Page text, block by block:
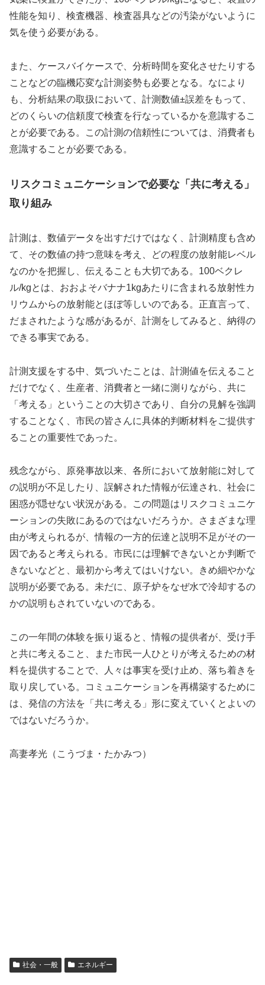
性能を知り、検査機器、検査器具などの汚染がないように
気を使う必要がある。
また、ケースバイケースで、分析時間を変化させたりする
ことなどの臨機応変な計測姿勢も必要となる。なにより
も、分析結果の取扱において、計測数値±誤差をもって、
どのくらいの信頼度で検査を行なっているかを意識するこ
とが必要である。この計測の信頼性については、消費者も
意識することが必要である。
リスクコミュニケーションで必要な「共に考える」
取り組み
計測は、数値データを出すだけではなく、計測精度も含め
て、その数値の持つ意味を考え、どの程度の放射能レベル
なのかを把握し、伝えることも大切である。100ベクレ
ル/kgとは、おおよそバナナ1kgあたりに含まれる放射性カ
リウムからの放射能とほぼ等しいのである。正直言って、
だまされたような感があるが、計測をしてみると、納得の
できる事実である。
計測支援をする中、気づいたことは、計測値を伝えること
だけでなく、生産者、消費者と一緒に測りながら、共に
「考える」ということの大切さであり、自分の見解を強調
することなく、市民の皆さんに具体的判断材料をご提供す
ることの重要性であった。
残念ながら、原発事故以来、各所において放射能に対して
の説明が不足したり、誤解された情報が伝達され、社会に
困惑が隠せない状況がある。この問題はリスクコミュニケ
ーションの失敗にあるのではないだろうか。さまざまな理
由が考えられるが、情報の一方的伝達と説明不足がその一
因であると考えられる。市民には理解できないとか判断で
きないなどと、最初から考えてはいけない。きめ細やかな
説明が必要である。未だに、原子炉をなぜ水で冷却するの
かの説明もされていないのである。
この一年間の体験を振り返ると、情報の提供者が、受け手
と共に考えること、また市民一人ひとりが考えるための材
料を提供することで、人々は事実を受け止め、落ち着きを
取り戻している。コミュニケーションを再構築するために
は、発信の方法を「共に考える」形に変えていくとよいの
ではないだろうか。
高妻孝光（こうづま・たかみつ）
社会・一般 エネルギー